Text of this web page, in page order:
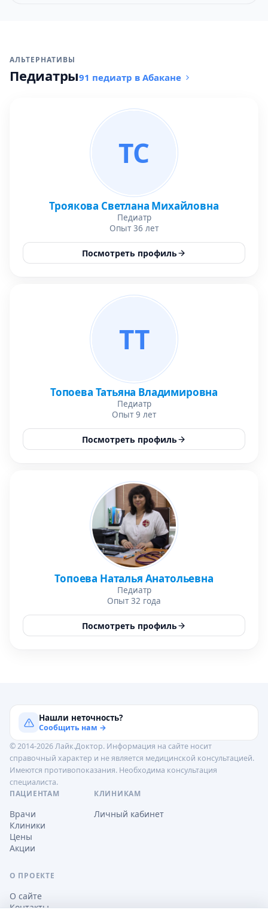
АЛЬТЕРНАТИВЫ
Педиатры91 педиатр в Абакане
ТС
Троякова Светлана Михайловна
Педиатр
Опыт 36 лет
Посмотреть профиль
ТТ
Топоева Татьяна Владимировна
Педиатр
Опыт 9 лет
Посмотреть профиль
Топоева Наталья Анатольевна
Педиатр
Опыт 32 года
Посмотреть профиль
Нашли неточность?
Сообщить нам →
© 2014-2026 Лайк.Доктор. Информация на сайте носит
справочный характер и не является медицинской консультацией.
Имеются противопоказания. Необходима консультация
специалиста.
ПАЦИЕНТАМ
Врачи
Клиники
Цены
Акции
КЛИНИКАМ
Личный кабинет
О ПРОЕКТЕ
О сайте
Контакты